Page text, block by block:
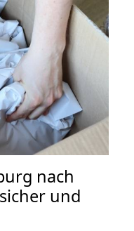
nach
sicher und